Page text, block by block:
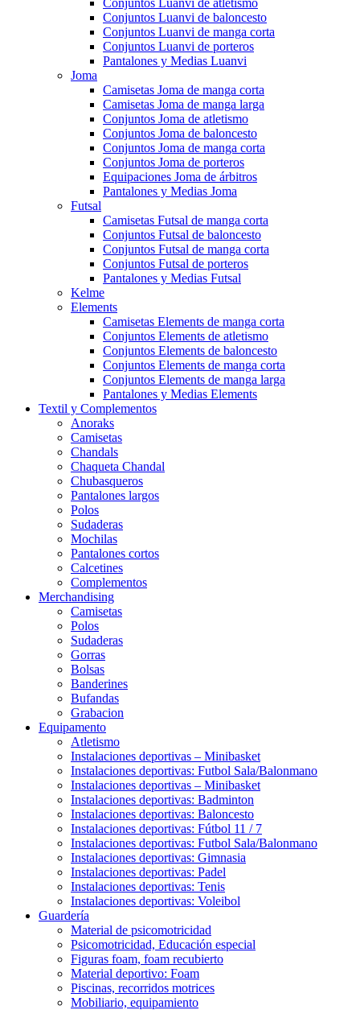
Conjuntos Luanvi de atletismo
Conjuntos Luanvi de baloncesto
Conjuntos Luanvi de manga corta
Conjuntos Luanvi de porteros
Pantalones y Medias Luanvi
Joma
Camisetas Joma de manga corta
Camisetas Joma de manga larga
Conjuntos Joma de atletismo
Conjuntos Joma de baloncesto
Conjuntos Joma de manga corta
Conjuntos Joma de porteros
Equipaciones Joma de árbitros
Pantalones y Medias Joma
Futsal
Camisetas Futsal de manga corta
Conjuntos Futsal de baloncesto
Conjuntos Futsal de manga corta
Conjuntos Futsal de porteros
Pantalones y Medias Futsal
Kelme
Elements
Camisetas Elements de manga corta
Conjuntos Elements de atletismo
Conjuntos Elements de baloncesto
Conjuntos Elements de manga corta
Conjuntos Elements de manga larga
Pantalones y Medias Elements
Textil y Complementos
Anoraks
Camisetas
Chandals
Chaqueta Chandal
Chubasqueros
Pantalones largos
Polos
Sudaderas
Mochilas
Pantalones cortos
Calcetines
Complementos
Merchandising
Camisetas
Polos
Sudaderas
Gorras
Bolsas
Banderines
Bufandas
Grabacion
Equipamento
Atletismo
Instalaciones deportivas – Minibasket
Instalaciones deportivas: Futbol Sala/Balonmano
Instalaciones deportivas – Minibasket
Instalaciones deportivas: Badminton
Instalaciones deportivas: Baloncesto
Instalaciones deportivas: Fútbol 11 / 7
Instalaciones deportivas: Futbol Sala/Balonmano
Instalaciones deportivas: Gimnasia
Instalaciones deportivas: Padel
Instalaciones deportivas: Tenis
Instalaciones deportivas: Voleibol
Guardería
Material de psicomotricidad
Psicomotricidad, Educación especial
Figuras foam, foam recubierto
Material deportivo: Foam
Piscinas, recorridos motrices
Mobiliario, equipamiento